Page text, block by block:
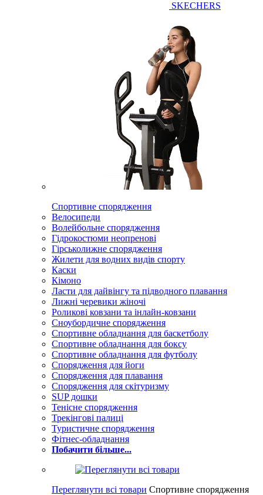
SKECHERS
Спортивне спорядження
Велосипеди
Волейбольне спорядження
Гідрокостюми неопренові
Гірськолижне спорядження
Жилети для водних видів спорту
Каски
Кімоно
Ласти для дайвінгу та підводного плавання
Лижні черевики жіночі
Роликові ковзани та інлайн-ковзани
Сноубордичне спорядження
Спортивне обладнання для баскетболу
Спортивне обладнання для боксу
Спортивне обладнання для футболу
Спорядження для йоги
Спорядження для плавання
Спорядження для скітуризму
SUP дошки
Тенісне спорядження
Трекінгові палиці
Туристичне спорядження
Фітнес-обладнання
Побачити більше...
Переглянути всі товари Спортивне спорядження